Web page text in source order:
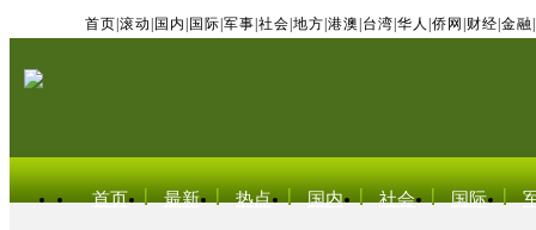
首页 滚动 国内 国际 军事 社会 地方 港澳 台湾 华人 侨网 财经 金融
首页 最新 热点 国内 社会 国际